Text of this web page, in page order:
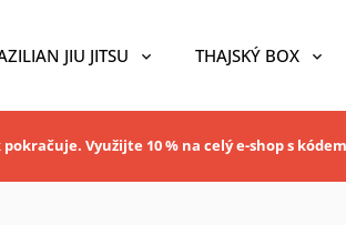
JIU JITSU THAJSKÝ BOX
Využijte 10 % na celý e-shop s kódem